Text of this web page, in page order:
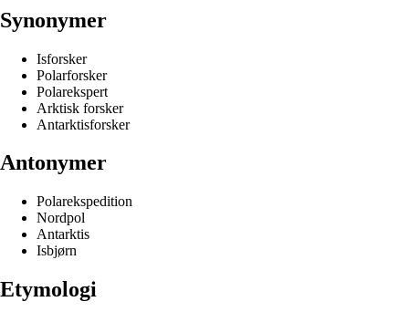
Synonymer
Isforsker
Polarforsker
Polarekspert
Arktisk forsker
Antarktisforsker
Antonymer
Polarekspedition
Nordpol
Antarktis
Isbjørn
Etymologi